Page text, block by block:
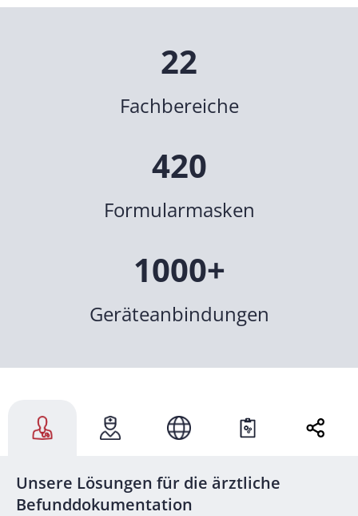
22
Fachbereiche
420
Formularmasken
1000+
Geräteanbindungen
Unsere Lösungen für die ärztliche
Befunddokumentation